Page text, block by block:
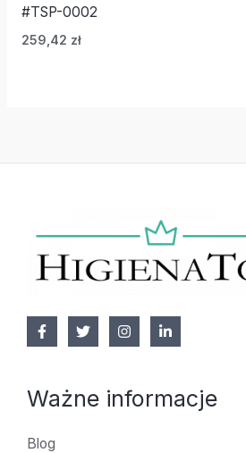
#TSP-0002
259,42 zł
Ważne informacje
Blog